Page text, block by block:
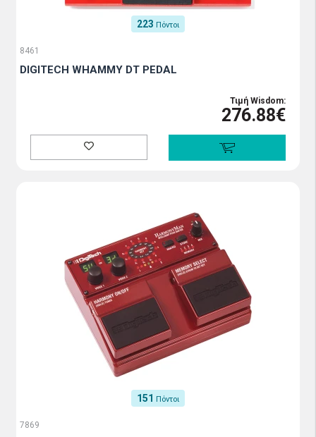
223 Πόντοι
8461
DIGITECH WHAMMY DT PEDAL
Τιμή Wisdom:
276.88€
151 Πόντοι
7869